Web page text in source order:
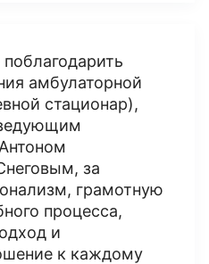
амбулаторной
стационар),
за
грамотную
процесса,
и
к каждому